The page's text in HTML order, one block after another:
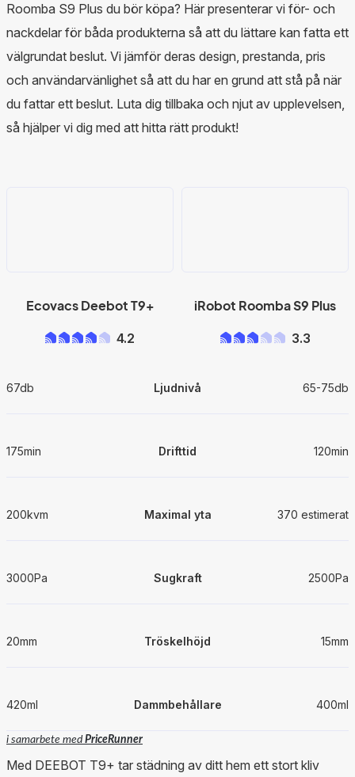
Roomba S9 Plus du bör köpa? Här presenterar vi för- och
nackdelar för båda produkterna så att du lättare kan fatta ett
välgrundat beslut. Vi jämför deras design, prestanda, pris
och användarvänlighet så att du har en grund att stå på när
du fattar ett beslut. Luta dig tillbaka och njut av upplevelsen,
så hjälper vi dig med att hitta rätt produkt!
Ecovacs Deebot T9+
4.2
iRobot Roomba S9 Plus
3.3
67db Ljudnivå 65-75db
175min Drifttid 120min
200kvm Maximal yta 370 estimerat
3000Pa Sugkraft 2500Pa
20mm Tröskelhöjd 15mm
420ml Dammbehållare 400ml
i samarbete medPriceRunner
Med DEEBOT T9+ tar städning av ditt hem ett stort kliv